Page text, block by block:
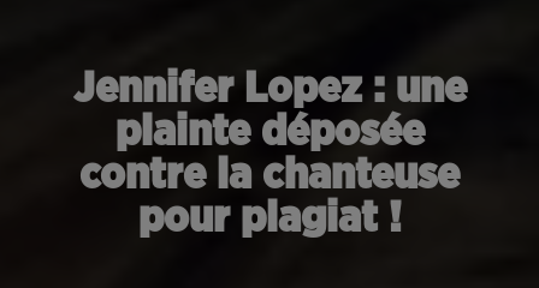
Jennifer Lopez : une
plainte déposée
contre la chanteuse
pour plagiat !